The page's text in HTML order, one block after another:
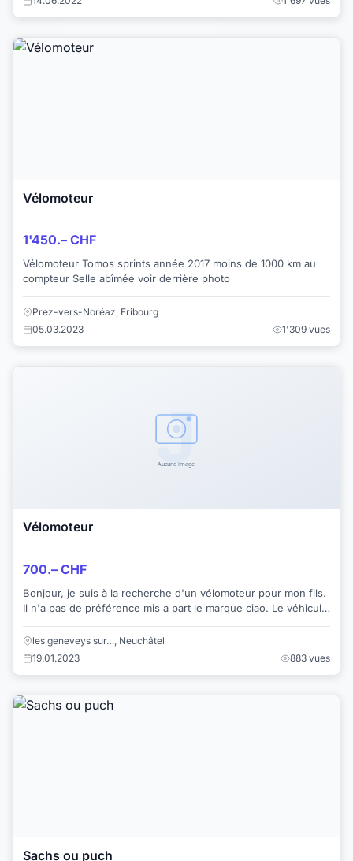
Vélomoteur
1'450.– CHF
Vélomoteur Tomos sprints année 2017 moins de 1000 km au
compteur Selle abîmée voir derrière photo
Prez-vers-Noréaz, Fribourg
05.03.2023
1'309 vues
Vélomoteur
700.– CHF
Bonjour, je suis à la recherche d'un vélomoteur pour mon fils.
Il n'a pas de préférence mis a part le marque ciao. Le véhicule
les geneveys sur…, Neuchâtel
19.01.2023
883 vues
Sachs ou puch